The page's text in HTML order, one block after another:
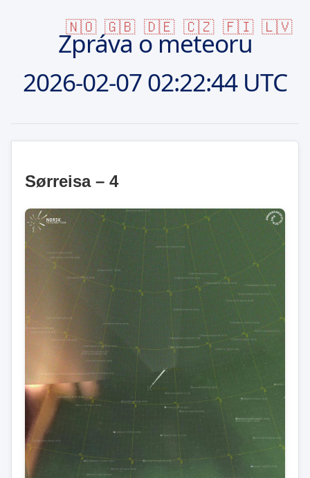
🇳🇴 🇬🇧 🇩🇪 🇨🇿 🇫🇮 🇱🇻
Zpráva o meteoru
2026-02-0702:22:44 UTC
Sørreisa – 4